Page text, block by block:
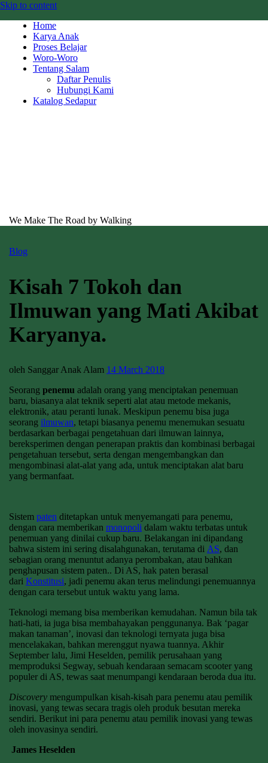
Skip to content
Home
Karya Anak
Proses Belajar
Woro-Woro
Tentang Salam
Daftar Penulis
Hubungi Kami
Katalog Sedapur
We Make The Road by Walking
Blog
Kisah 7 Tokoh dan
Ilmuwan yang Mati Akibat
Karyanya.
oleh Sanggar Anak Alam 14 March 2018
Seorang penemu adalah orang yang menciptakan penemuan
baru, biasanya alat teknik seperti alat atau metode mekanis,
elektronik, atau peranti lunak. Meskipun penemu bisa juga
seorang ilmuwan, tetapi biasanya penemu menemukan sesuatu
berdasarkan berbagai pengetahuan dari ilmuwan lainnya,
bereksperimen dengan penerapan praktis dan kombinasi berbagai
pengetahuan tersebut, serta dengan mengembangkan dan
mengombinasi alat-alat yang ada, untuk menciptakan alat baru
yang bermanfaat.
Sistem paten ditetapkan untuk menyemangati para penemu,
dengan cara memberikan monopoli dalam waktu terbatas untuk
penemuan yang dinilai cukup baru. Belakangan ini dipandang
bahwa sistem ini sering disalahgunakan, terutama di AS, dan
sebagian orang menuntut adanya perombakan, atau bahkan
penghapusan sistem paten.. Di AS, hak paten berasal
dari Konstitusi, jadi penemu akan terus melindungi penemuannya
dengan cara tersebut untuk waktu yang lama.
Teknologi memang bisa memberikan kemudahan. Namun bila tak
hati-hati, ia juga bisa membahayakan penggunanya. Bak ‘pagar
makan tanaman’, inovasi dan teknologi ternyata juga bisa
mencelakakan, bahkan merenggut nyawa tuannya. Akhir
September lalu, Jimi Heselden, pemilik perusahaan yang
memproduksi Segway, sebuah kendaraan semacam scooter yang
populer di AS, tewas saat menumpangi kendaraan beroda dua itu.
Discovery mengumpulkan kisah-kisah para penemu atau pemilik
inovasi, yang tewas secara tragis oleh produk besutan mereka
sendiri. Berikut ini para penemu atau pemilik inovasi yang tewas
oleh inovasinya sendiri.
James Heselden